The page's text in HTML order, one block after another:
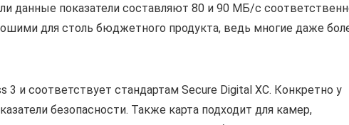
данные показатели составляют 80 и 90 МБ/с
для столь бюджетного продукта, ведь многие даже
и соответствует стандартам Secure Digital XC. Конкретно у
безопасности. Также карта подходит для камер,